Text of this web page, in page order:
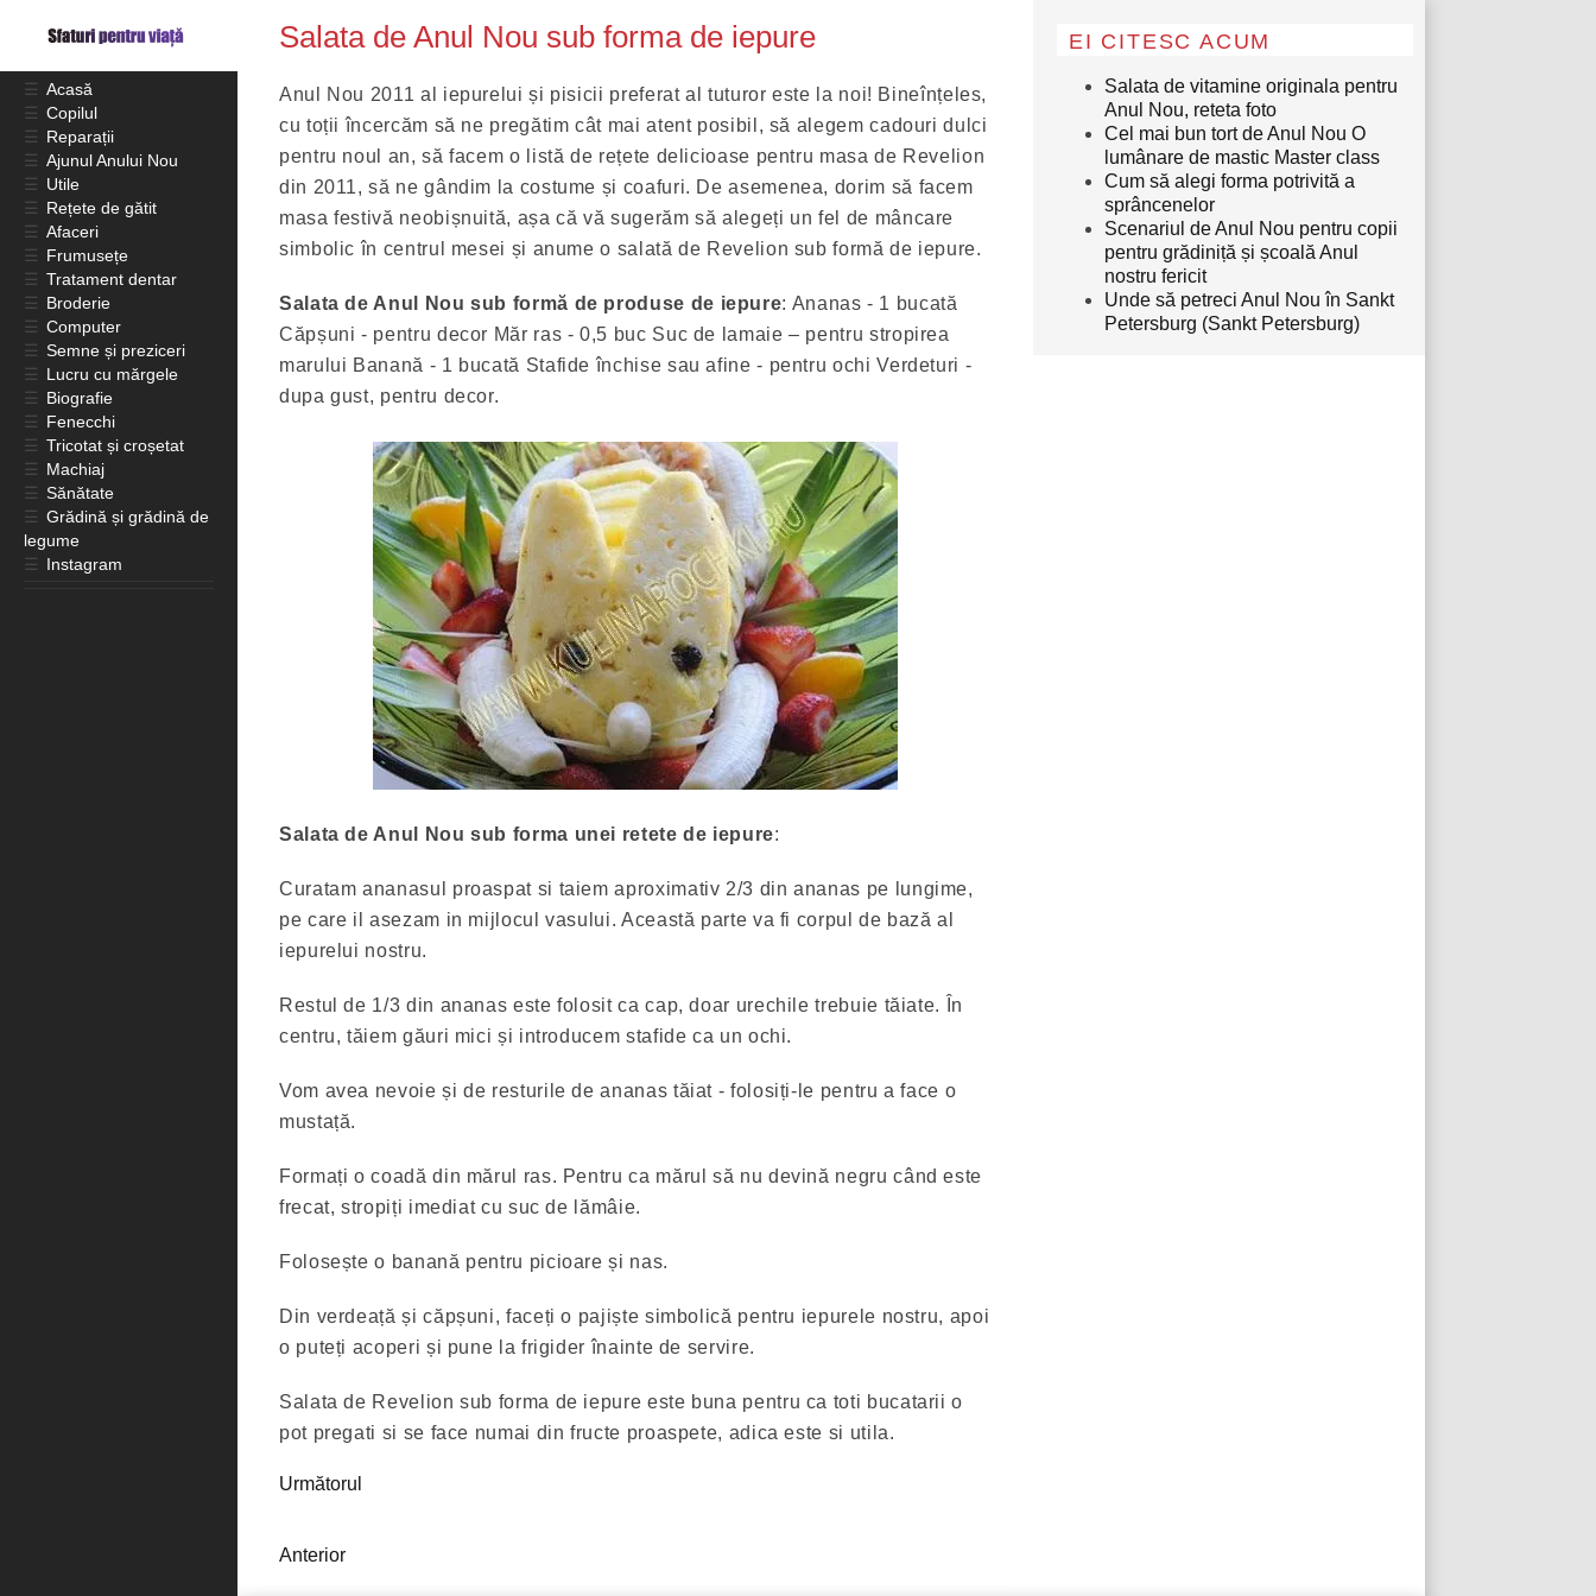
Salata de Anul Nou sub forma de iepure
Anul Nou 2011 al iepurelui și pisicii preferat al tuturor este la noi! Bineînțeles,
cu toții încercăm să ne pregătim cât mai atent posibil, să alegem cadouri dulci
pentru noul an, să facem o listă de rețete delicioase pentru masa de Revelion
din 2011, să ne gândim la costume și coafuri. De asemenea, dorim să facem
masa festivă neobișnuită, așa că vă sugerăm să alegeți un fel de mâncare
simbolic în centrul mesei și anume o salată de Revelion sub formă de iepure.
Salata de Anul Nou sub formă de produse de iepure: Ananas - 1 bucată
Căpșuni - pentru decor Măr ras - 0,5 buc Suc de lamaie – pentru stropirea
marului Banană - 1 bucată Stafide închise sau afine - pentru ochi Verdeturi -
dupa gust, pentru decor.
Salata de Anul Nou sub forma unei retete de iepure:
Curatam ananasul proaspat si taiem aproximativ 2/3 din ananas pe lungime,
pe care il asezam in mijlocul vasului. Această parte va fi corpul de bază al
iepurelui nostru.
Restul de 1/3 din ananas este folosit ca cap, doar urechile trebuie tăiate. În
centru, tăiem găuri mici și introducem stafide ca un ochi.
Vom avea nevoie și de resturile de ananas tăiat - folosiți-le pentru a face o
mustață.
Formați o coadă din mărul ras. Pentru ca mărul să nu devină negru când este
frecat, stropiți imediat cu suc de lămâie.
Folosește o banană pentru picioare și nas.
Din verdeață și căpșuni, faceți o pajiște simbolică pentru iepurele nostru, apoi
o puteți acoperi și pune la frigider înainte de servire.
Salata de Revelion sub forma de iepure este buna pentru ca toti bucatarii o
pot pregati si se face numai din fructe proaspete, adica este si utila.
Următorul
Anterior
EI CITESC ACUM
Salata de vitamine originala pentru
Anul Nou, reteta foto
Cel mai bun tort de Anul Nou O
lumânare de mastic Master class
Cum să alegi forma potrivită a
sprâncenelor
Scenariul de Anul Nou pentru copii
pentru grădiniță și școală Anul
nostru fericit
Unde să petreci Anul Nou în Sankt
Petersburg (Sankt Petersburg)
☰ Acasă
☰ Copilul
☰ Reparații
☰ Ajunul Anului Nou
☰ Utile
☰ Rețete de gătit
☰ Afaceri
☰ Frumusețe
☰ Tratament dentar
☰ Broderie
☰ Computer
☰ Semne și preziceri
☰ Lucru cu mărgele
☰ Biografie
☰ Fenecchi
☰ Tricotat și croșetat
☰ Machiaj
☰ Sănătate
☰ Grădină și grădină de
legume
☰ Instagram